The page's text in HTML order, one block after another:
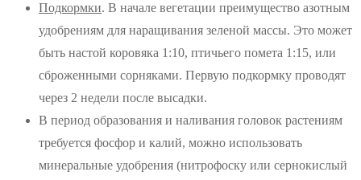
Подкормки. В начале вегетации преимущество азотным
удобрениям для наращивания зеленой массы. Это может
быть настой коровяка 1:10, птичьего помета 1:15, или
сброженными сорняками. Первую подкормку проводят
через 2 недели после высадки.
В период образования и наливания головок растениям
требуется фосфор и калий, можно использовать
минеральные удобрения (нитрофоску или сернокислый